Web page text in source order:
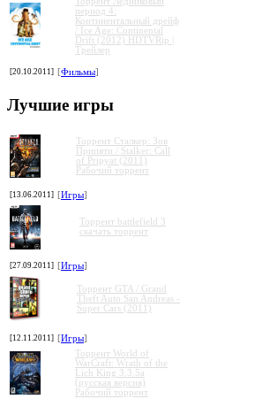
период 4:
Континентальный дрейф
/ Ice Age: Continental
Drift (2012) HDTVRip |
Трейлер
[20.10.2011] [Фильмы]
Лучшие игры
Торрент Сталкер: Зов
Припяти / Stalker: Call
of Pripyat (2011)
Рабочий торрент
[13.06.2011] [Игры]
Торрент battlefield 3
скачать торрент
[27.09.2011] [Игры]
Торрент GTA / Grand
Theft Auto San Andreas -
Super Cars (2011)
[12.11.2011] [Игры]
Торрент World of
WarCraft: Wrath of the
Lich King 3.3.5a
(русская версия)
Рабочий торрент